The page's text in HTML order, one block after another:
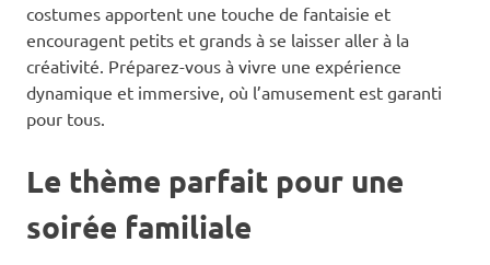
costumes apportent une touche de fantaisie et
encouragent petits et grands à se laisser aller à la
créativité. Préparez-vous à vivre une expérience
dynamique et immersive, où l’amusement est garanti
pour tous.
Le thème parfait pour une
soirée familiale